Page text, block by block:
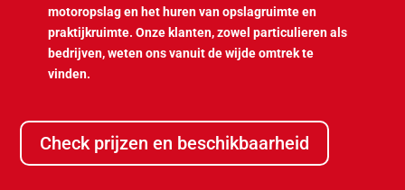
motoropslag en het huren van opslagruimte en
praktijkruimte. Onze klanten, zowel particulieren als
bedrijven, weten ons vanuit de wijde omtrek te
vinden.
Check prijzen en beschikbaarheid